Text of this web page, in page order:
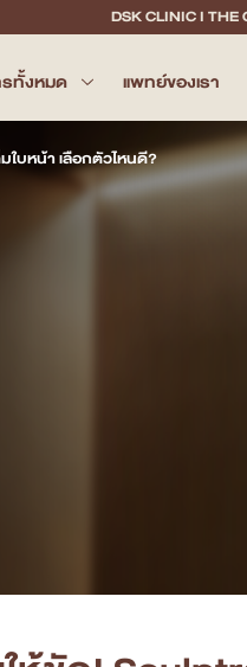
DSK CLINIC I THE
ทั้งหมด แพทย์ของเรา
ใบหน้า เลือกตัวไหนดี?